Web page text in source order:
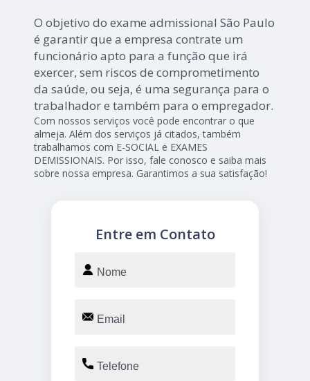
O objetivo do exame admissional São Paulo
é garantir que a empresa contrate um
funcionário apto para a função que irá
exercer, sem riscos de comprometimento
da saúde, ou seja, é uma segurança para o
trabalhador e também para o empregador.
Com nossos serviços você pode encontrar o que
almeja. Além dos serviços já citados, também
trabalhamos com E-SOCIAL e EXAMES
DEMISSIONAIS. Por isso, fale conosco e saiba mais
sobre nossa empresa. Garantimos a sua satisfação!
Entre em Contato